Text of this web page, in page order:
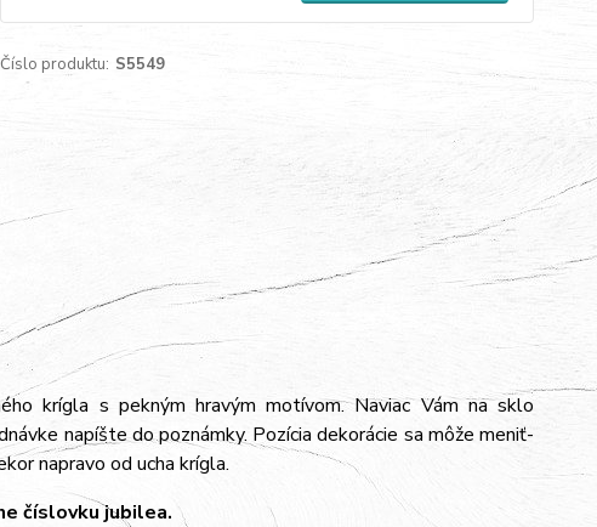
Číslo produktu: S5549
krígla s pekným hravým motívom. Naviac Vám na sklo
napíšte do poznámky. Pozícia dekorácie sa môže meniť-
napravo od ucha krígla.
číslovku jubilea.